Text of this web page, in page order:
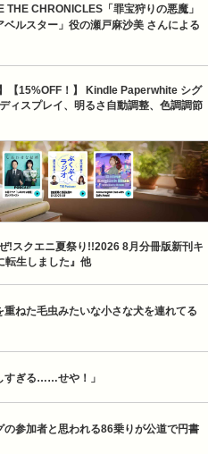
THE CHRONICLES「罪宝狩りの悪魔」
ルスター」役の瀬戸麻沙美 さんによる
【15%OFF！】 Kindle Paperwhite シグ
ィスプレイ、明るさ自動調整、色調調節
!スクエニ夏祭り!!2026 8月分冊版新刊キ
転生しました』他
ねた毛虫みたいな小さな犬を連れてる
すぎる……せや！」
参加者と思われる86乗りが公道で円書